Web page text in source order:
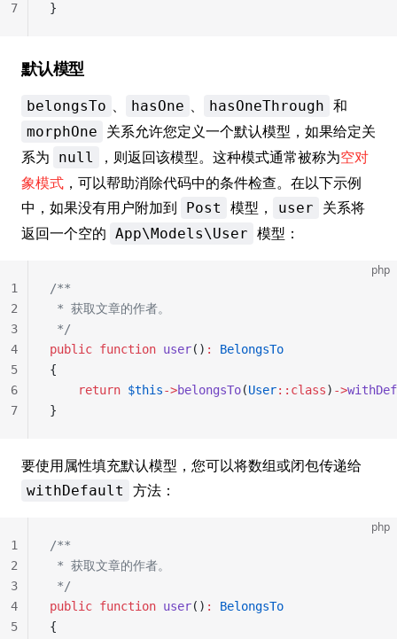
}
7
默认模型
belongsTo 、 hasOne 、 hasOneThrough 和
morphOne
关系允许您定义一个默认模型，如果给定关
系为
null ，则返回该模型。这种模式通常被称为空对
象模式 ，可以帮助消除代码中的条件检查。在以下示例
中，如果没有用户附加到
Post 模型， user
关系将
返回一个空的 App\Models\User 模型：
php
/**
* 获取文章的作者。
*/
public function user() :
BelongsTo
{
    return
$this->belongsTo(User::class) ->
}
1
2
3
4
5
6
7
要使用属性填充默认模型，您可以将数组或闭包传递给
withDefault 方法：
php
/**
* 获取文章的作者。
*/
public function user() :
BelongsTo
{
1
2
3
4
5